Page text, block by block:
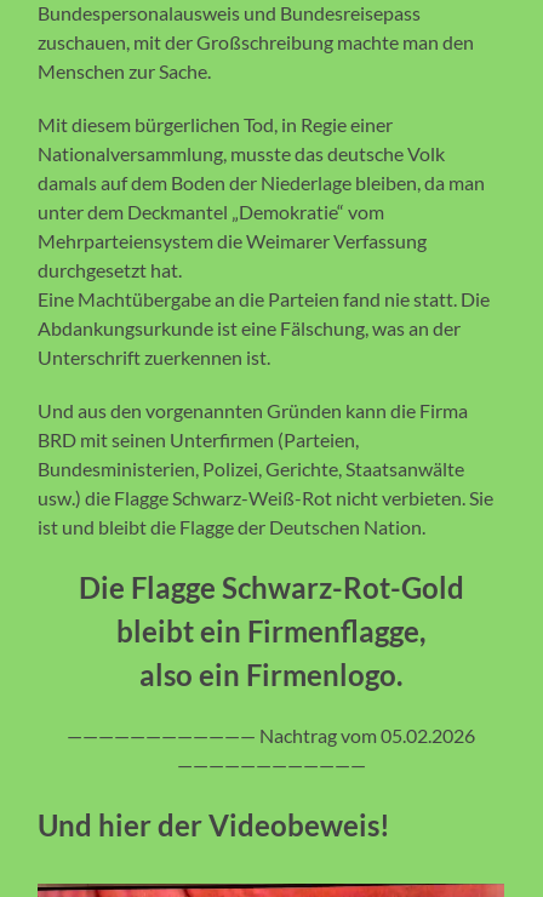
Bundespersonalausweis und Bundesreisepass
zuschauen, mit der Großschreibung machte man den
Menschen zur Sache.
Mit diesem bürgerlichen Tod, in Regie einer
Nationalversammlung, musste das deutsche Volk
damals auf dem Boden der Niederlage bleiben, da man
unter dem Deckmantel „Demokratie“ vom
Mehrparteiensystem die Weimarer Verfassung
durchgesetzt hat.
Eine Machtübergabe an die Parteien fand nie statt. Die
Abdankungsurkunde ist eine Fälschung, was an der
Unterschrift zuerkennen ist.
Und aus den vorgenannten Gründen kann die Firma
BRD mit seinen Unterfirmen (Parteien,
Bundesministerien, Polizei, Gerichte, Staatsanwälte
usw.) die Flagge Schwarz-Weiß-Rot nicht verbieten. Sie
ist und bleibt die Flagge der Deutschen Nation.
Die Flagge Schwarz-Rot-Gold
bleibt ein Firmenflagge,
also ein Firmenlogo.
———————————— Nachtrag vom 05.02.2026
————————————
Und hier der Videobeweis!